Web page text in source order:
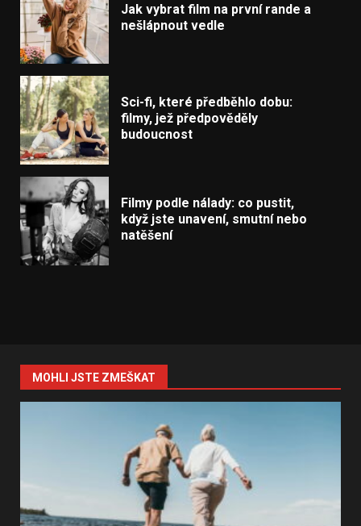
Jak vybrat film na první rande a
nešlápnout vedle
Sci-fi, které předběhlo dobu:
filmy, jež předpověděly
budoucnost
Filmy podle nálady: co pustit,
když jste unavení, smutní nebo
natěšení
MOHLI JSTE ZMEŠKAT